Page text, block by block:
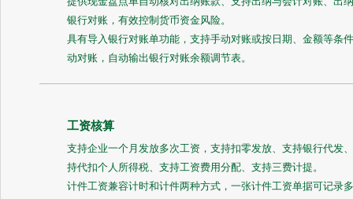
银行对账，有效控制货币资金风险。
具有导入银行对账单功能，支持手动对账或按日期、金额等条
动对账，自动输出银行对账余额调节表。
工资核算
支持企业一个月发放多次工资，支持扣零发放、支持银行代发
持代扣个人所得税、支持工资费用分配、支持三费计提。
计件工资兼容计时和计件两种方式，一张计件工资单据可记录